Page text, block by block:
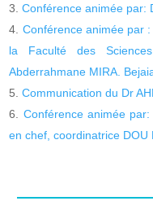
Conférence animée par:
Conférence animée par
la Faculté des
Abderrahmane MIRA.
Communication du Dr
Conférence animée
en chef, coordinatrice DOU